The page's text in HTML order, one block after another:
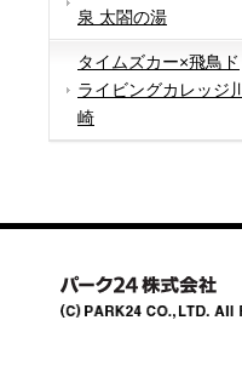
泉 太閤の湯
タイムズカー×飛鳥ド
ライビングカレッジ川
崎